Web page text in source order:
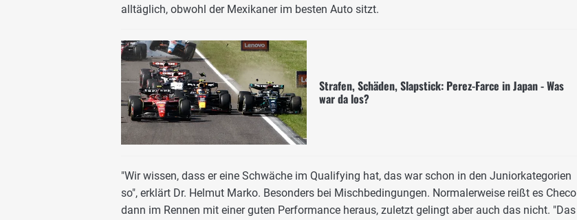
alltäglich, obwohl der Mexikaner im besten Auto sitzt.
Strafen, Schäden, Slapstick: Perez-Farce in Japan - Was
war da los?
"Wir wissen, dass er eine Schwäche im Qualifying hat, das war schon in den Juniorkategorien
so", erklärt Dr. Helmut Marko. Besonders bei Mischbedingungen. Normalerweise reißt es Checo
dann im Rennen mit einer guten Performance heraus, zuletzt gelingt aber auch das nicht. "Das